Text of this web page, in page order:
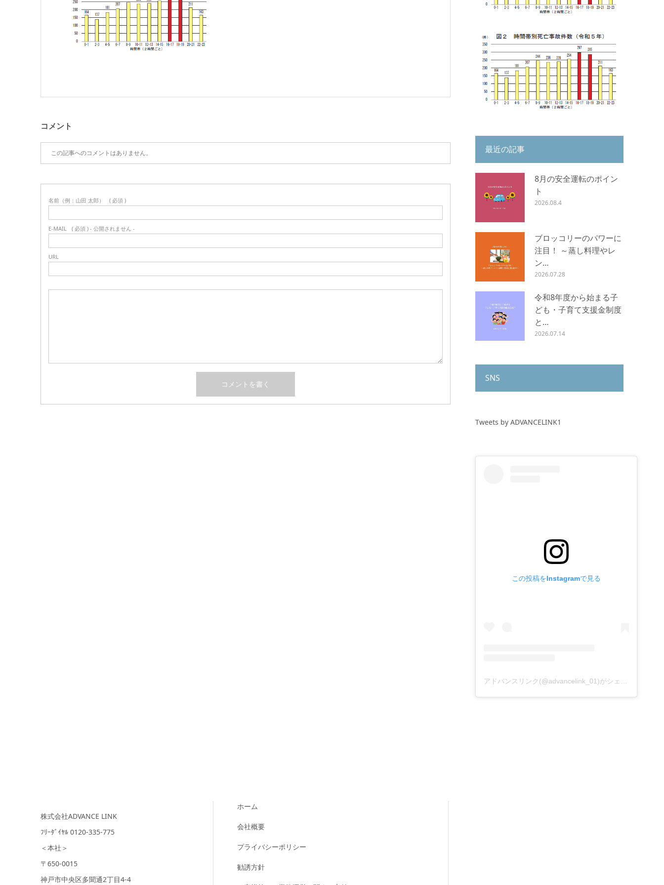
コメント
この記事へのコメントはありません。
名前（例：山田 太郎） ( 必須 )
E-MAIL ( 必須 ) - 公開されません -
URL
最近の記事
8月の安全運転のポイン
ト
2026.08.4
ブロッコリーのパワーに
注目！ ～蒸し料理やレ
ン…
2026.07.28
令和8年度から始まる子
ども・子育て支援金制度
と…
2026.07.14
SNS
Tweets by ADVANCELINK1
この投稿をInstagramで見る
株式会社ADVANCE LINK
ﾌﾘｰﾀﾞｲﾔﾙ 0120-335-775
＜本社＞
〒650-0015
神戸市中央区多聞通2丁目4-4
ホーム
会社概要
プライバシーポリシー
勧誘方針